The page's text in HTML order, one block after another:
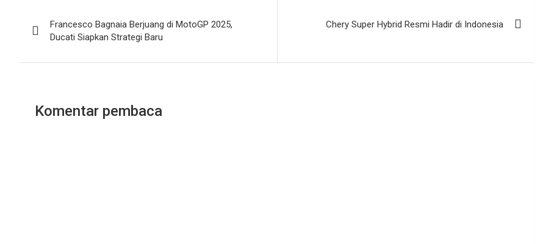
pos
Francesco Bagnaia Berjuang di MotoGP 2025,
Ducati Siapkan Strategi Baru
Chery Super Hybrid Resmi Hadir di Indonesia
Komentar pembaca